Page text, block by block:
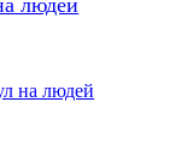
людей
на людей